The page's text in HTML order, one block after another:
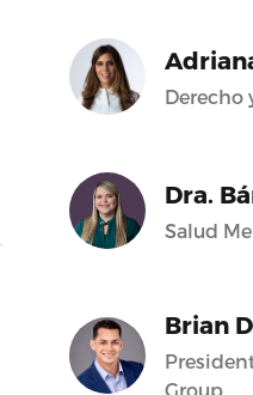
Derecho
Dra.
Salud
Brian
Group